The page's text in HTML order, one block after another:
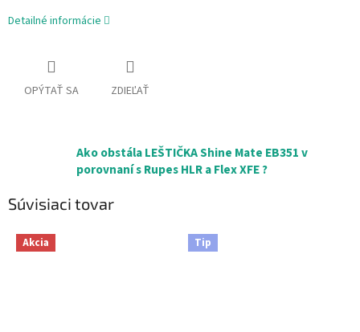
Detailné informácie
OPÝTAŤ SA ZDIEĽAŤ
Ako obstála LEŠTIČKA Shine Mate EB351 v
porovnaní s Rupes HLR a Flex XFE ?
Súvisiaci tovar
Akcia Tip